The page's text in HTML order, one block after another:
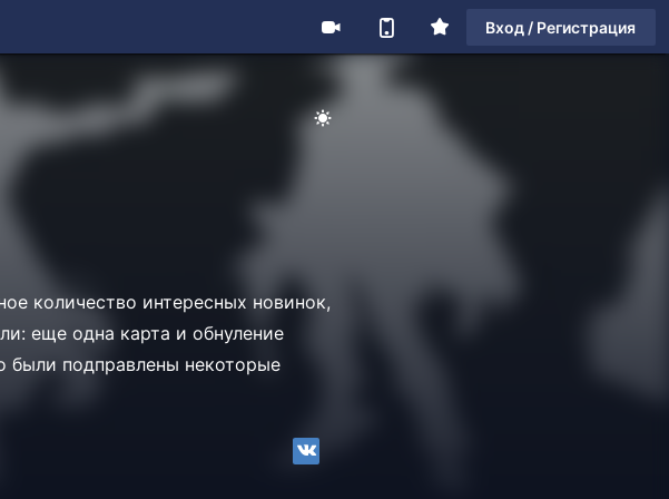
Вход / Регистрация
количество интересных новинок,
еще одна карта и обнуление
были подправлены некоторые